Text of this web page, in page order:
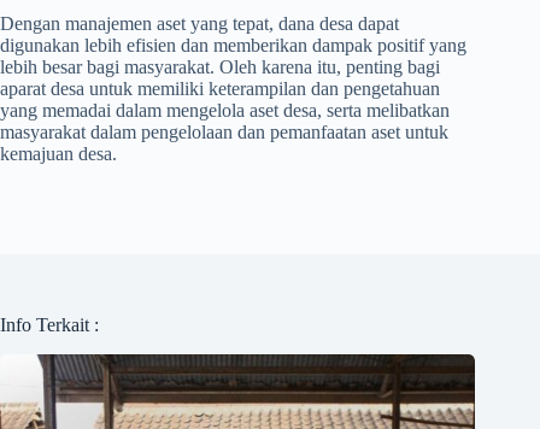
Dengan manajemen aset yang tepat, dana desa dapat
digunakan lebih efisien dan memberikan dampak positif yang
lebih besar bagi masyarakat. Oleh karena itu, penting bagi
aparat desa untuk memiliki keterampilan dan pengetahuan
yang memadai dalam mengelola aset desa, serta melibatkan
masyarakat dalam pengelolaan dan pemanfaatan aset untuk
kemajuan desa.
Info Terkait :